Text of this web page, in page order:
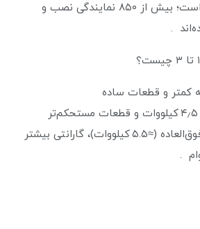
خط خدمات ۱۶۹۹ فعال است؛ بیش از ۸۵۰ نمایندگی نصب و
.
کمتر و قطعات ساده
رده لوکس = شعله فوق‌العاده (≈۵.۵ کیلووات)، گارانتی بیشتر
.